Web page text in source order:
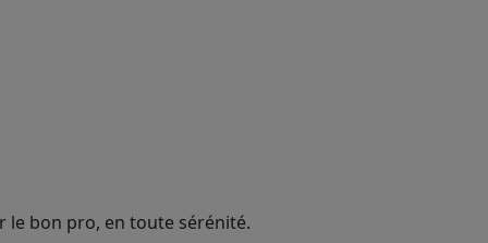
le bon pro, en toute sérénité.